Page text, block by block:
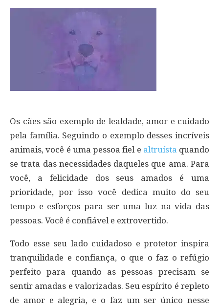
Os cães são exemplo de lealdade, amor e cuidado
pela família. Seguindo o exemplo desses incríveis
animais, você é uma pessoa fiel e altruísta quando
se trata das necessidades daqueles que ama. Para
você, a felicidade dos seus amados é uma
prioridade, por isso você dedica muito do seu
tempo e esforços para ser uma luz na vida das
pessoas. Você é confiável e extrovertido.
Todo esse seu lado cuidadoso e protetor inspira
tranquilidade e confiança, o que o faz o refúgio
perfeito para quando as pessoas precisam se
sentir amadas e valorizadas. Seu espírito é repleto
de amor e alegria, e o faz um ser único nesse